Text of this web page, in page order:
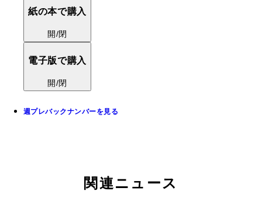
紙の本で購入
開/閉
電子版で購入
開/閉
週プレバックナンバーを見る
関連ニュース